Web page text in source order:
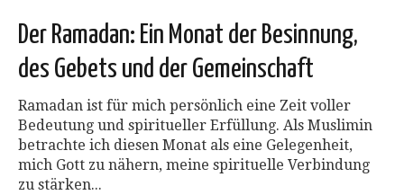
Der Ramadan: Ein Monat der Besinnung,
des Gebets und der Gemeinschaft
Ramadan ist für mich persönlich eine Zeit voller
Bedeutung und spiritueller Erfüllung. Als Muslimin
betrachte ich diesen Monat als eine Gelegenheit,
mich Gott zu nähern, meine spirituelle Verbindung
zu stärken...